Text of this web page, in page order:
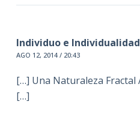
Individuo e
AGO 12, 2014 / 20:43
[…] Una Naturaleza Fractal
[…]